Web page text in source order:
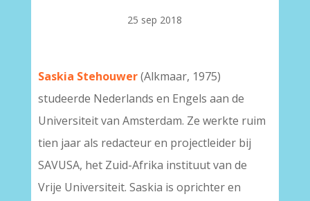
25 sep 2018
Saskia Stehouwer(Alkmaar, 1975)
studeerde Nederlands en Engels aan de
Universiteit van Amsterdam. Ze werkte ruim
tien jaar als redacteur en projectleider bij
SAVUSA, het Zuid-Afrika instituut van de
Vrije Universiteit. Saskia is oprichter en